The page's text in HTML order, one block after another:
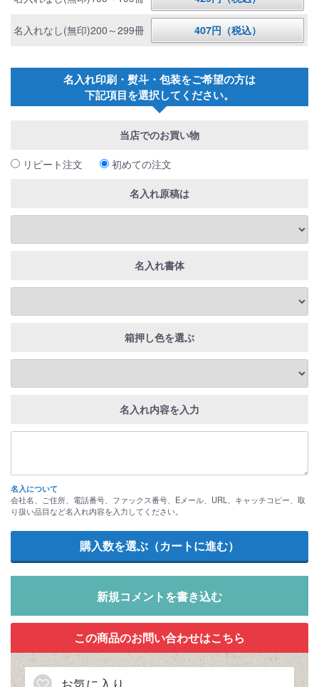
名入れなし(無印)200～299冊 407円（税込）
名入れ印刷・熨斗・包装をご希望の方は
下記項目を選択してください。
当店でのお買い物
リピート注文 初めての注文
名入れ原稿は
名入れ書体
箱押し色を選ぶ
名入れ内容を入力
名入について
会社名、ご住所、電話番号、ファックス番号、Eメール、URL、キャッチコピー、取
り扱い品目など名入れ内容を入力してください。
新規コメントを書き込む